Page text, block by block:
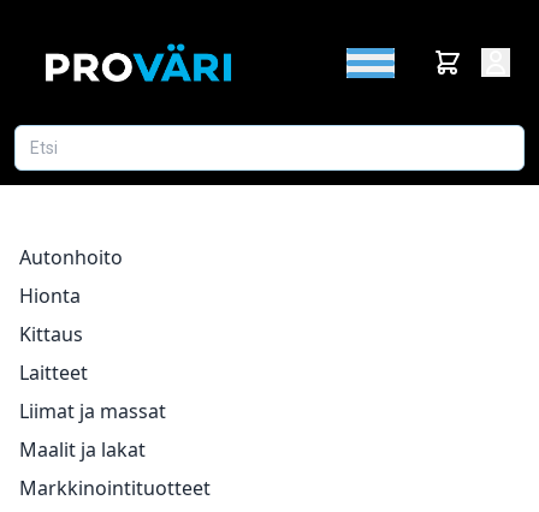
Autonhoito
Hionta
Kittaus
Laitteet
Liimat ja massat
Maalit ja lakat
Markkinointituotteet